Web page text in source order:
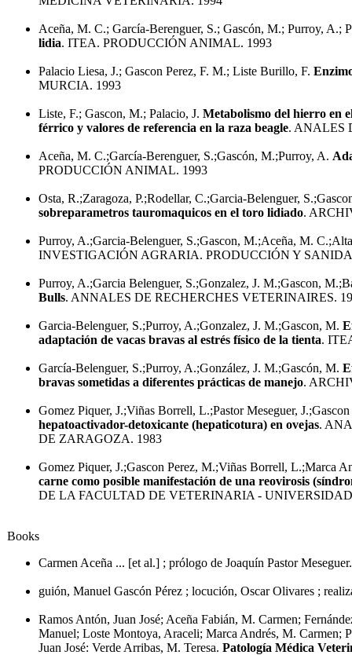
Aceña, M. C.; García-Berenguer, S.; Gascón, M.; Purroy, A.;
lidia. ITEA. PRODUCCIÓN ANIMAL. 1993
Palacio Liesa, J.; Gascon Perez, F. M.; Liste Burillo, F.
MURCIA. 1993
Liste, F.; Gascon, M.; Palacio, J. Metabolismo del hierro en
férrico y valores de referencia en la raza beagle. ANALES
Aceña, M. C.;García-Berenguer, S.;Gascón, M.;Purroy, A.
PRODUCCIÓN ANIMAL. 1993
Osta, R.;Zaragoza, P.;Rodellar, C.;Garcia-Belenguer,
sobreparametros tauromaquicos en el toro lidiado.
Purroy, A.;Garcia-Belenguer, S.;Gascon, M.;Aceña, M.
INVESTIGACIÓN AGRARIA. PRODUCCIÓN Y
Purroy, A.;Garcia Belenguer, S.;Gonzalez, J. M.;Gascon,
Bulls. ANNALES DE RECHERCHES VETERINAIRES.
Garcia-Belenguer, S.;Purroy, A.;Gonzalez, J. M.;Gascon, M.
adaptación de vacas bravas al estrés físico de la tienta.
García-Belenguer, S.;Purroy, A.;González, J. M.;Gascón, M.
bravas sometidas a diferentes prácticas de manejo.
Gomez Piquer, J.;Viñas Borrell, L.;Pastor Meseguer,
hepatoactivador-detoxicante (hepaticotura) en ovejas.
DE ZARAGOZA. 1983
Gomez Piquer, J.;Gascon Perez, M.;Viñas Borrell, L.;Marca
carne como posible manifestación de una reovirosis
DE LA FACULTAD DE VETERINARIA -
Books
Carmen Aceña ... [et al.] ; prólogo de Joaquín Pastor
guión, Manuel Gascón Pérez ; locución, Oscar Olivares ;
Ramos Antón, Juan José; Aceña Fabián, M. Carmen;
Manuel; Loste Montoya, Araceli; Marca Andrés, M. Carmen;
Juan José: Verde Arribas, M. Teresa. Patología Médica